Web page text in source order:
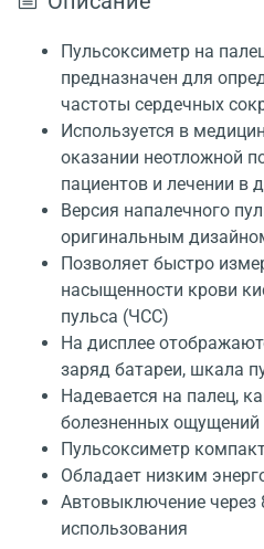
Пульсоксиметр на
предназначен для
частоты сердечных
Используется в
оказании неотложной
пациентов и лечении в
Версия напалечного
оригинальным
Позволяет быстро
насыщенности крови
пульса (ЧСС)
На дисплее
заряд батареи, шкала
Надевается на палец,
болезненных ощущений
Пульсоксиметр
Обладает низким
Автовыключение через
использования